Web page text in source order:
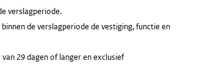
verslagperiode.
de verslagperiode de vestiging, functie en
29 dagen of langer en exclusief